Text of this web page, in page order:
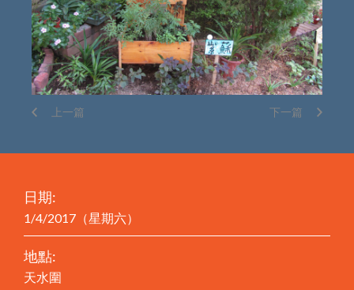
下一篇
上一篇
日期:
1/4/2017（星期六）
地點:
天水圍